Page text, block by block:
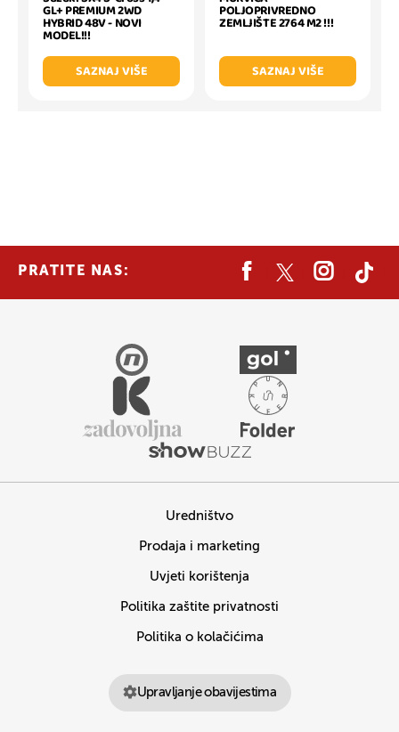
GL+ PREMIUM 2WD
HYBRID 48V - NOVI
MODEL!!!
SAZNAJ VIŠE
POLJOPRIVREDNO
ZEMLJIŠTE 2764 M2 !!!
SAZNAJ VIŠE
PRATITE NAS:
Uredništvo
Prodaja i marketing
Uvjeti korištenja
Politika zaštite privatnosti
Politika o kolačićima
Upravljanje obavijestima